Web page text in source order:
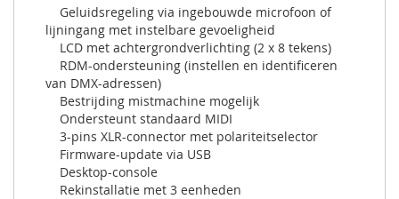
Geluidsregeling via ingebouwde microfoon of
lijningang met instelbare gevoeligheid
LCD met achtergrondverlichting (2 x 8 tekens)
RDM-ondersteuning (instellen en identificeren
van DMX-adressen)
Bestrijding mistmachine mogelijk
Ondersteunt standaard MIDI
3-pins XLR-connector met polariteitselector
Firmware-update via USB
Desktop-console
Rekinstallatie met 3 eenheden